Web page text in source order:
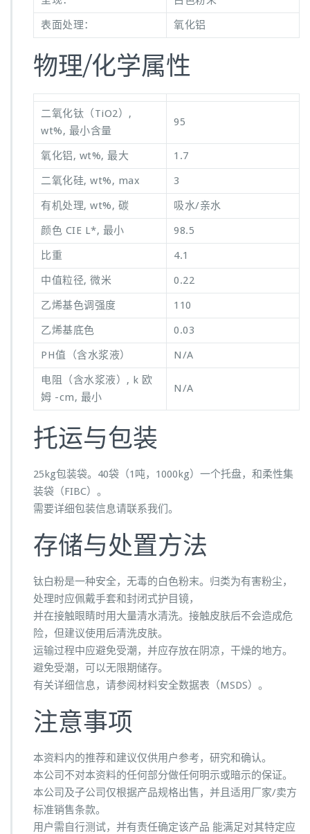
表面处理：
氧化铝
物理/化学属性
二氧化钛（TiO2）,
wt%, 最小含量
95
氧化铝, wt%, 最大
1.7
二氧化硅, wt%, max
3
有机处理, wt%, 碳
吸水/亲水
颜色 CIE L*, 最小
98.5
比重
4.1
中值粒径, 微米
0.22
乙烯基色调强度
110
乙烯基底色
0.03
PH值（含水浆液）
N/A
电阻（含水浆液）, k 欧
姆 -cm, 最小
N/A
托运与包装
25kg包装袋。40袋（1吨，1000kg）一个托盘，和柔性集
装袋（FIBC）。
需要详细包装信息请联系我们。
存储与处置方法
钛白粉是一种安全，无毒的白色粉末。归类为有害粉尘，
处理时应佩戴手套和封闭式护目镜，
并在接触眼睛时用大量清水清洗。接触皮肤后不会造成危
险，但建议使用后清洗皮肤。
运输过程中应避免受潮，并应存放在阴凉，干燥的地方。
避免受潮，可以无限期储存。
有关详细信息，请参阅材料安全数据表（MSDS）。
注意事项
本资料内的推荐和建议仅供用户参考，研究和确认。
本公司不对本资料的任何部分做任何明示或暗示的保证。
本公司及子公司仅根据产品规格出售，并且适用厂家/卖方
标准销售条款。
用户需自行测试，并有责任确定该产品 能满足对其特定应